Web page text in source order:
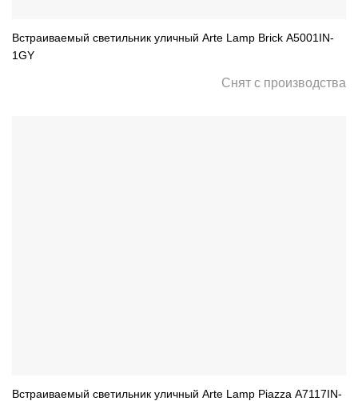
Встраиваемый светильник уличный Arte Lamp Brick A5001IN-
1GY
Снят с производства
Встраиваемый светильник уличный Arte Lamp Piazza A7117IN-